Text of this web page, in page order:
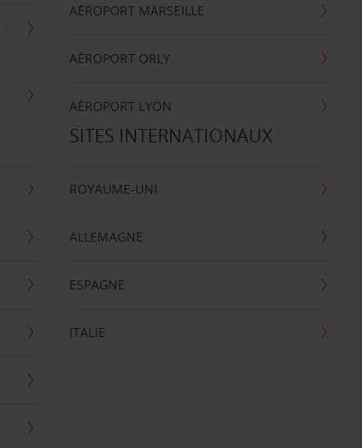
AÉROPORT MARSEILLE
AÉROPORT ORLY
AÉROPORT LYON
SITES INTERNATIONAUX
ROYAUME-UNI
ALLEMAGNE
ESPAGNE
ITALIE